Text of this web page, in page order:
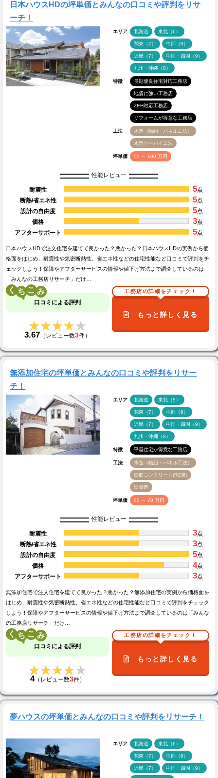
日本ハウスHDの坪単価とみんなの口コミや評判をリサ
ーチ！
エリア 北海道 東北（6）
関東（7） 中部（9）
近畿（7） 中国・四国（9）
九州・沖縄（8）
特徴 長期優良住宅対応工務店
地震に強い工務店
ZEH対応工務店
リフォームが得意な工務店
工法 木造（軸組・パネル工法）
木造ツーバイ工法
坪単価 55 ～ 100 万円
性能レビュー
耐震性 5点
断熱/省エネ性
5点
設計の自由度
5点
価格
3点
アフターサポート
5点
日本ハウスHDで注文住宅を建てて良かった？悪かった？日本ハウスHDの実例から価
格面をはじめ、耐震性や気密断熱性、省エネ性などの住宅性能など口コミで評判をチ
ェックしよう！保障やアフターサービスの情報や値下げ方法まで調査しているのは
「みんなの工務店リサーチ」だけ…
く こ
口コミによる評判
★★★★★
★★★★★
3.67 （レビュー数3件）
工務店の詳細をチェック！
もっと詳しく見る
無添加住宅の坪単価とみんなの口コミや評判をリサー
チ！
エリア 北海道 東北（5）
関東（7） 中部（9）
近畿（7） 中国・四国（9）
九州・沖縄（8）
特徴 平屋住宅が得意な工務店
工法 木造（軸組・パネル工法）
鉄筋コンクリート(RC造)
鉄骨造
坪単価 60 ～ 70 万円
性能レビュー
耐震性 3点
断熱/省エネ性
3点
設計の自由度
5点
価格
4点
アフターサポート
3点
無添加住宅で注文住宅を建てて良かった？悪かった？無添加住宅の実例から価格面を
はじめ、耐震性や気密断熱性、省エネ性などの住宅性能など口コミで評判をチェック
しよう！保障やアフターサービスの情報や値下げ方法まで調査しているのは「みんな
の工務店リサーチ」だけ…
く こ
口コミによる評判
★★★★★
★★★★★
4（レビュー数3件）
工務店の詳細をチェック！
もっと詳しく見る
夢ハウスの坪単価とみんなの口コミや評判をリサーチ！
エリア 北海道 東北（6）
関東（7） 中部（9）
近畿（7） 中国・四国（9）